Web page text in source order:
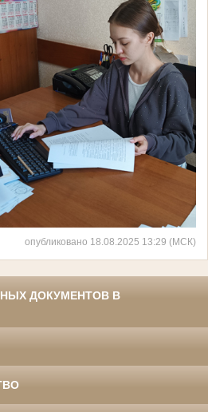
опубликовано 18.08.2025 13:29 (МСК)
ДОКУМЕНТОВ В